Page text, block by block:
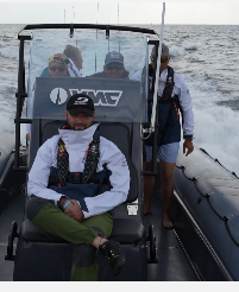
Loaded
23.58%